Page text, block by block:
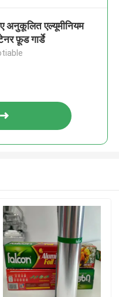
अनुकूलित एल्यूमीनियम
फ़ूड गार्डे